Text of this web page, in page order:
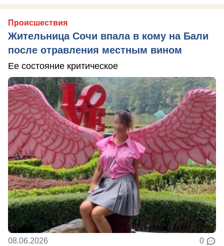
Происшествия
Жительница Сочи впала в кому на Бали
после отравления местным вином
Ее состояние критическое
08.06.2026 0